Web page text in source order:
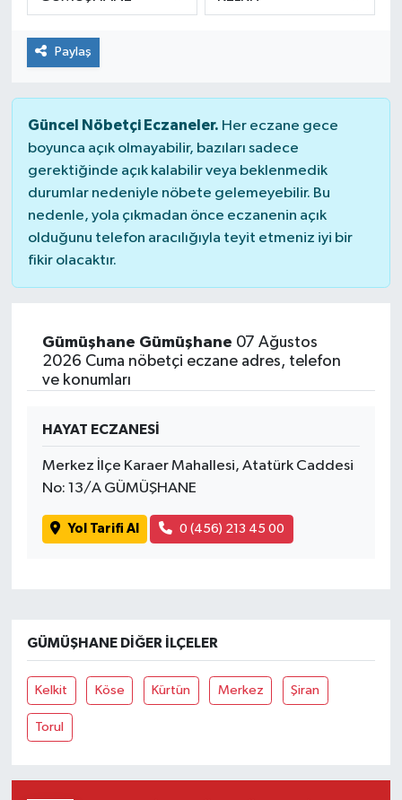
Paylaş
Güncel Nöbetçi Eczaneler. Her eczane gece
boyunca açık olmayabilir, bazıları sadece
gerektiğinde açık kalabilir veya beklenmedik
durumlar nedeniyle nöbete gelemeyebilir. Bu
nedenle, yola çıkmadan önce eczanenin açık
olduğunu telefon aracılığıyla teyit etmeniz iyi bir
fikir olacaktır.
Gümüşhane Gümüşhane 07 Ağustos
2026 Cuma nöbetçi eczane adres, telefon
ve konumları
HAYAT ECZANESİ
Merkez İlçe Karaer Mahallesi, Atatürk Caddesi
No: 13/A GÜMÜŞHANE
Yol Tarifi Al 0 (456) 213 45 00
GÜMÜŞHANE DIĞER İLÇELER
Kelkit Köse Kürtün Merkez Şiran
Torul